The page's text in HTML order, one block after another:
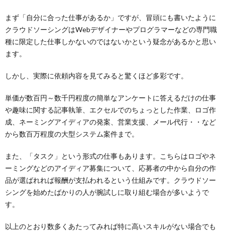
まず「自分に合った仕事があるか」ですが、冒頭にも書いたように
クラウドソーシングはWebデザイナーやプログラマーなどの専門職
種に限定した仕事しかないのではないかという疑念があるかと思い
ます。
しかし、実際に依頼内容を見てみると驚くほど多彩です。
単価が数百円～数千円程度の簡単なアンケートに答えるだけの仕事
や趣味に関する記事執筆、エクセルでのちょっとした作業、ロゴ作
成、ネーミングアイディアの発案、営業支援、メール代行・・など
から数百万程度の大型システム案件まで。
また、「タスク」という形式の仕事もあります。こちらはロゴやネ
ーミングなどのアイディア募集について、応募者の中から自分の作
品が選ばれれば報酬が支払われるという仕組みです。クラウドソー
シングを始めたばかりの人が腕試しに取り組む場合が多いようで
す。
以上のとおり数多くあたってみれば特に高いスキルがない場合でも